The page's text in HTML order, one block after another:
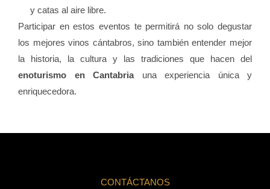
y catas al aire libre.
Participar en estos eventos te permitirá no solo degustar
los mejores vinos cántabros, sino también entender mejor
la historia, la cultura y las tradiciones que hacen del
enoturismo en Cantabriauna experiencia única y
enriquecedora.
CONTÁCTANOS